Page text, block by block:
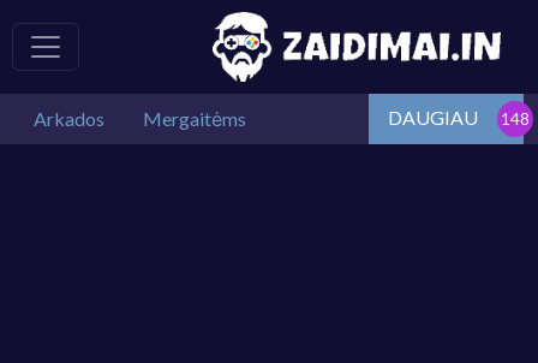
Arkados Mergaitėms DAUGIAU